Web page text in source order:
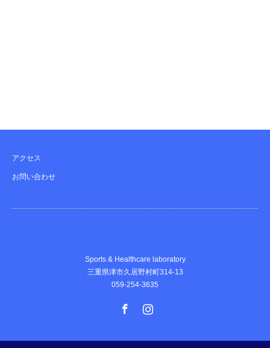
アクセス
お問い合わせ
Sports & Healthcare laboratory
三重県津市久居野村町314-13
059-254-3635